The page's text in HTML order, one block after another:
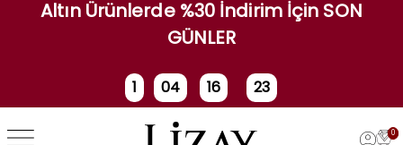
Altın Ürünlerde %30 İndirim İçin SON
GÜNLER
1
Gün
04
Saat
16 22
0